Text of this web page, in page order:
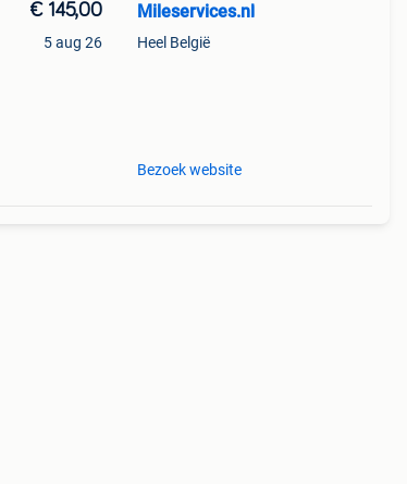
€ 145,00
5 aug 26
Mileservices.nl
Heel België
Bezoek website